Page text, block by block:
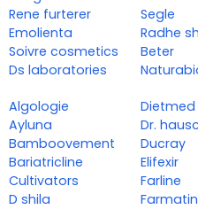
Rene furterer
Emolienta
Soivre cosmetics
Ds laboratories
Segle
Radhe
Beter
Algologie
Ayluna
Bamboovement
Bariatricline
Cultivators
D shila
Dietmed
Dr.
Ducray
Elifexir
Farline